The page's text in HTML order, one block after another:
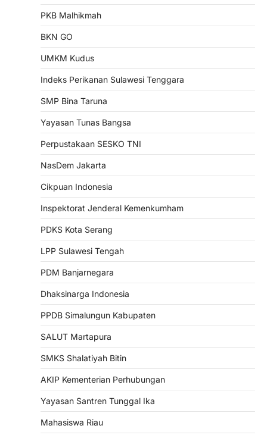
PKB Malhikmah
BKN GO
UMKM Kudus
Indeks Perikanan Sulawesi Tenggara
SMP Bina Taruna
Yayasan Tunas Bangsa
Perpustakaan SESKO TNI
NasDem Jakarta
Cikpuan Indonesia
Inspektorat Jenderal Kemenkumham
PDKS Kota Serang
LPP Sulawesi Tengah
PDM Banjarnegara
Dhaksinarga Indonesia
PPDB Simalungun Kabupaten
SALUT Martapura
SMKS Shalatiyah Bitin
AKIP Kementerian Perhubungan
Yayasan Santren Tunggal Ika
Mahasiswa Riau